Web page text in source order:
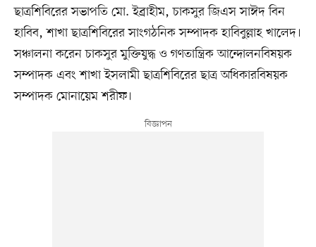
ছাত্রশিবিরের সভাপতি মো. ইব্রাহীম, চাকসুর জিএস সাঈদ বিন
হাবিব, শাখা ছাত্রশিবিরের সাংগঠনিক সম্পাদক হাবিবুল্লাহ খালেদ।
সঞ্চালনা করেন চাকসুর মুক্তিযুদ্ধ ও গণতান্ত্রিক আন্দোলনবিষয়ক
সম্পাদক এবং শাখা ইসলামী ছাত্রশিবিরের ছাত্র অধিকারবিষয়ক
সম্পাদক মোনায়েম শরীফ।